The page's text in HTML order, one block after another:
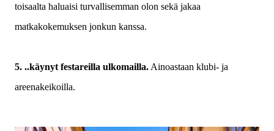
toisaalta haluaisi turvallisemman olon sekä jakaa
matkakokemuksen jonkun kanssa.
5. ..käynyt festareilla ulkomailla. Ainoastaan klubi- ja
areenakeikoilla.